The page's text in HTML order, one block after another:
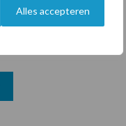
Alles accepteren
Voerhekken